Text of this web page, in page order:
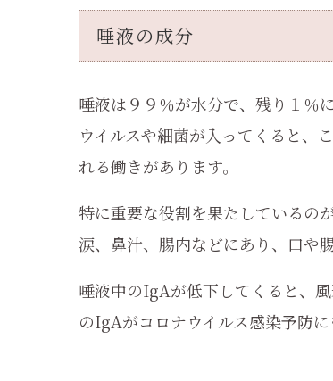
唾液の成分
唾液は９９％が水分で、残り１％
ウイルスや細菌が入ってくると、
れる働きがあります。
特に重要な役割を果たしているの
涙、鼻汁、腸内などにあり、口や
唾液中のIgAが低下してくると、
のIgAがコロナウイルス感染予防